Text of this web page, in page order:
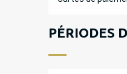
PÉRIODES